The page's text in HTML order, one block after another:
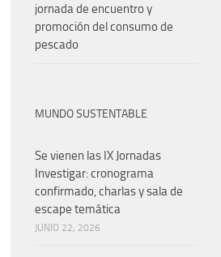
jornada de encuentro y
promoción del consumo de
pescado
MUNDO SUSTENTABLE
Se vienen las IX Jornadas
Investigar: cronograma
confirmado, charlas y sala de
escape temática
JUNIO 22, 2026